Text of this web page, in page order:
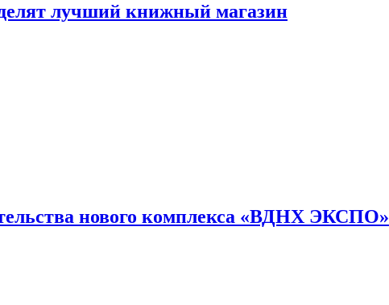
лучший книжный магазин
нового комплекса «ВДНХ ЭКСПО»